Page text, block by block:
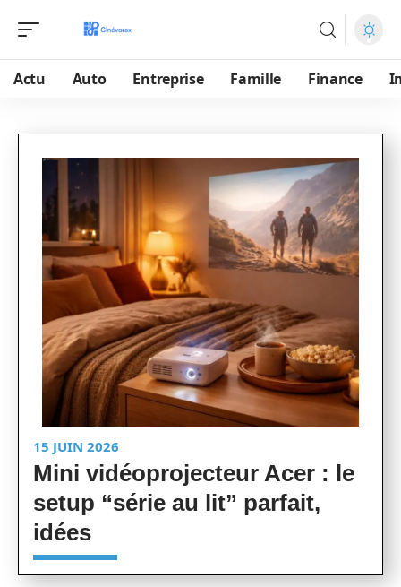
Actu Auto Entreprise Famille Finance
15 JUIN 2026
Mini vidéoprojecteur Acer : le
setup “série au lit” parfait,
idées